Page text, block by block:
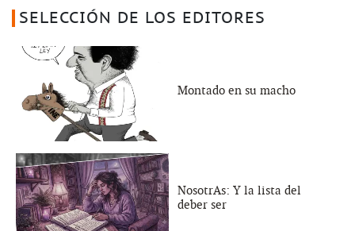
SELECCIÓN DE LOS EDITORES
Montado en su macho
NosotrAs: Y la lista del
deber ser